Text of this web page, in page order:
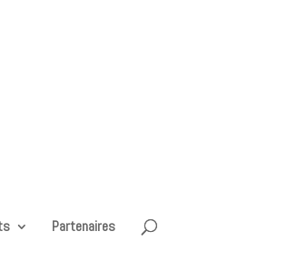
Partenaires